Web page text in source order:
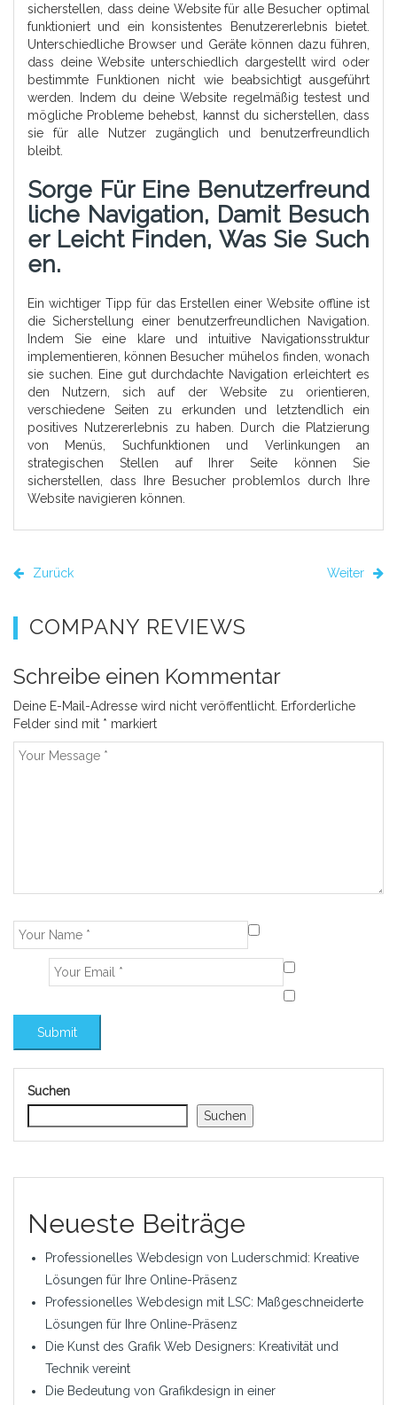
sicherstellen, dass deine Website für alle Besucher optimal
funktioniert und ein konsistentes Benutzererlebnis bietet.
Unterschiedliche Browser und Geräte können dazu führen,
dass deine Website unterschiedlich dargestellt wird oder
bestimmte Funktionen nicht wie beabsichtigt ausgeführt
werden. Indem du deine Website regelmäßig testest und
mögliche Probleme behebst, kannst du sicherstellen, dass
sie für alle Nutzer zugänglich und benutzerfreundlich
bleibt.
Sorge Für Eine Benutzerfreund
Liche Navigation, Damit Besuch
Er Leicht Finden, Was Sie Such
En.
Ein wichtiger Tipp für das Erstellen einer Website offline ist
die Sicherstellung einer benutzerfreundlichen Navigation.
Indem Sie eine klare und intuitive Navigationsstruktur
implementieren, können Besucher mühelos finden, wonach
sie suchen. Eine gut durchdachte Navigation erleichtert es
den Nutzern, sich auf der Website zu orientieren,
verschiedene Seiten zu erkunden und letztendlich ein
positives Nutzererlebnis zu haben. Durch die Platzierung
von Menüs, Suchfunktionen und Verlinkungen an
strategischen Stellen auf Ihrer Seite können Sie
sicherstellen, dass Ihre Besucher problemlos durch Ihre
Website navigieren können.
Zurück Weiter
COMPANY REVIEWS
Schreibe einen Kommentar
Deine E-Mail-Adresse wird nicht veröffentlicht. Erforderliche
Felder sind mit * markiert
Suchen
Suchen
Neueste Beiträge
Professionelles Webdesign von Luderschmid: Kreative
Lösungen für Ihre Online-Präsenz
Professionelles Webdesign mit LSC: Maßgeschneiderte
Lösungen für Ihre Online-Präsenz
Die Kunst des Grafik Web Designers: Kreativität und
Technik vereint
Die Bedeutung von Grafikdesign in einer